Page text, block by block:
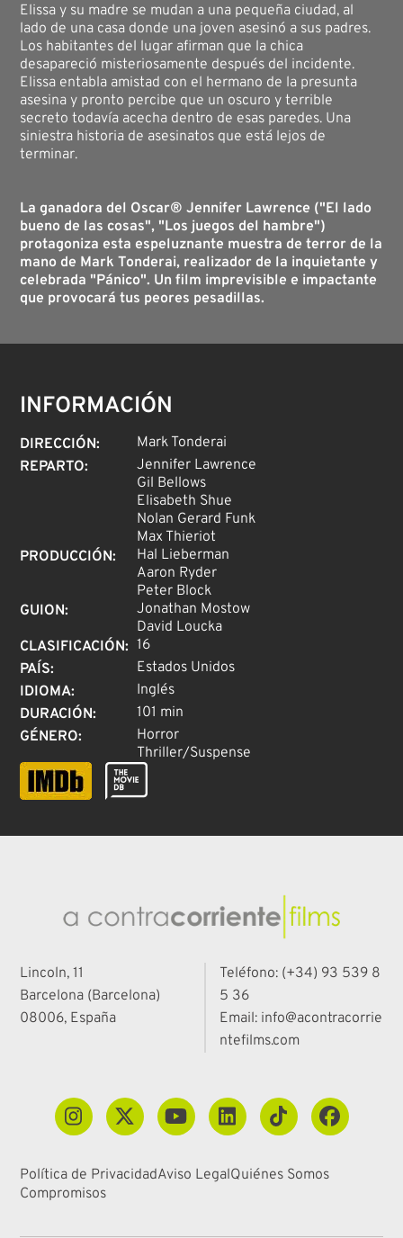
Elissa y su madre se mudan a una pequeña ciudad, al
lado de una casa donde una joven asesinó a sus padres.
Los habitantes del lugar afirman que la chica
desapareció misteriosamente después del incidente.
Elissa entabla amistad con el hermano de la presunta
asesina y pronto percibe que un oscuro y terrible
secreto todavía acecha dentro de esas paredes. Una
siniestra historia de asesinatos que está lejos de
terminar.
La ganadora del Oscar® Jennifer Lawrence ("El lado
bueno de las cosas", "Los juegos del hambre")
protagoniza esta espeluznante muestra de terror de la
mano de Mark Tonderai, realizador de la inquietante y
celebrada "Pánico". Un film imprevisible e impactante
que provocará tus peores pesadillas.
INFORMACIÓN
DIRECCIÓN:
Mark Tonderai
REPARTO:
Jennifer Lawrence
Gil Bellows
Elisabeth Shue
Nolan Gerard Funk
Max Thieriot
PRODUCCIÓN:
Hal Lieberman
Aaron Ryder
Peter Block
GUION:
Jonathan Mostow
David Loucka
CLASIFICACIÓN: 16
PAÍS:
Estados Unidos
IDIOMA:
Inglés
DURACIÓN:
101 min
GÉNERO:
Horror
Thriller/Suspense
Lincoln, 11
Barcelona (Barcelona)
08006, España
Teléfono: (+34) 93 539 8
5 36
Email: info@acontracorrie
ntefilms.com
Política de PrivacidadAviso LegalQuiénes Somos
Compromisos